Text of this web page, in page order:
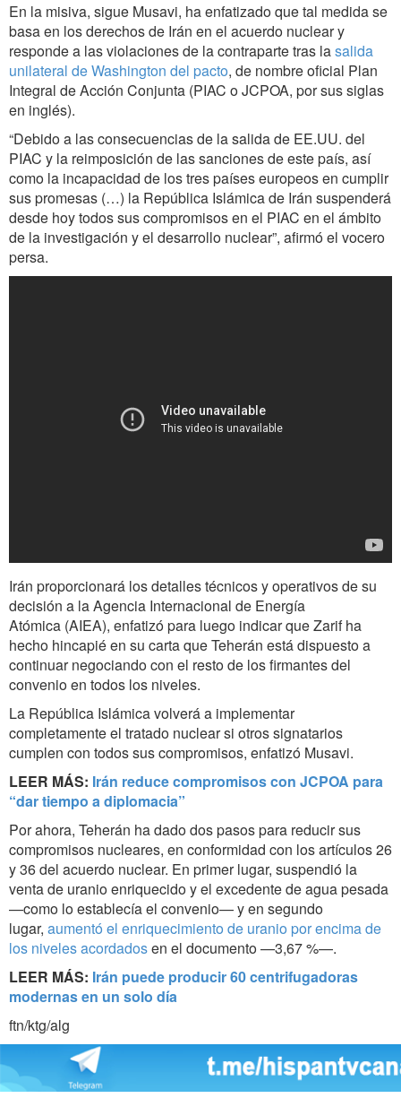
En la misiva, sigue Musavi, ha enfatizado que tal medida se
basa en los derechos de Irán en el acuerdo nuclear y
responde a las violaciones de la contraparte tras lasalida
unilateral de Washington del pacto, de nombre oficial Plan
Integral de Acción Conjunta (PIAC o JCPOA, por sus siglas
en inglés).
“Debido a las consecuencias de la salida de EE.UU. del
PIAC y la reimposición de las sanciones de este país, así
como la incapacidad de los tres países europeos en cumplir
sus promesas (…) la República Islámica de Irán suspenderá
desde hoy todos sus compromisos en el PIAC en el ámbito
de la investigación y el desarrollo nuclear”, afirmó el vocero
persa.
Irán proporcionará los detalles técnicos y operativos de su
decisión a la Agencia Internacional de Energía
Atómica (AIEA), enfatizó para luego indicar que Zarif ha
hecho hincapié en su carta que Teherán está dispuesto a
continuar negociando con el resto de los firmantes del
convenio en todos los niveles.
La República Islámica volverá a implementar
completamente el tratado nuclear si otros signatarios
cumplen con todos sus compromisos, enfatizó Musavi.
LEER MÁS: Irán reduce compromisos con JCPOA para
“dar tiempo a diplomacia”
Por ahora, Teherán ha dado dos pasos para reducir sus
compromisos nucleares, en conformidad con los artículos 26
y 36 del acuerdo nuclear. En primer lugar, suspendió la
venta de uranio enriquecido y el excedente de agua pesada
—como lo establecía el convenio— y en segundo
lugar, aumentó el enriquecimiento de uranio por encima de
los niveles acordadosen el documento —3,67 %—.
LEER MÁS: Irán puede producir 60 centrifugadoras
modernas en un solo día
ftn/ktg/alg